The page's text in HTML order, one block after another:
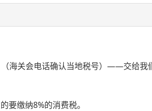
海关会电话确认当地税号）——交给我
要缴纳8%的消费税。